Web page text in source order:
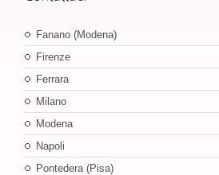
Fanano (Modena)
Firenze
Ferrara
Milano
Modena
Napoli
Pontedera (Pisa)